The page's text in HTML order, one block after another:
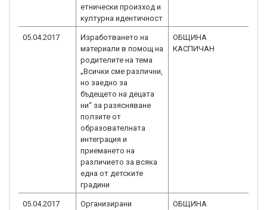
етнически произход и
културна идентичност
05.04.2017
Изработването на
материали в помощ на
родителите на тема
„Всички сме различни,
но заедно за
бъдещето на децата
ни“ за разясняване
ползите от
образователната
интеграция и
приемането на
различието за всяка
една от детските
градини
ОБЩИНА
КАСПИЧАН
05.04.2017
Организирани
ОБЩИНА